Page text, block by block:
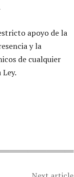
apoyo de la
y la
de cualquier